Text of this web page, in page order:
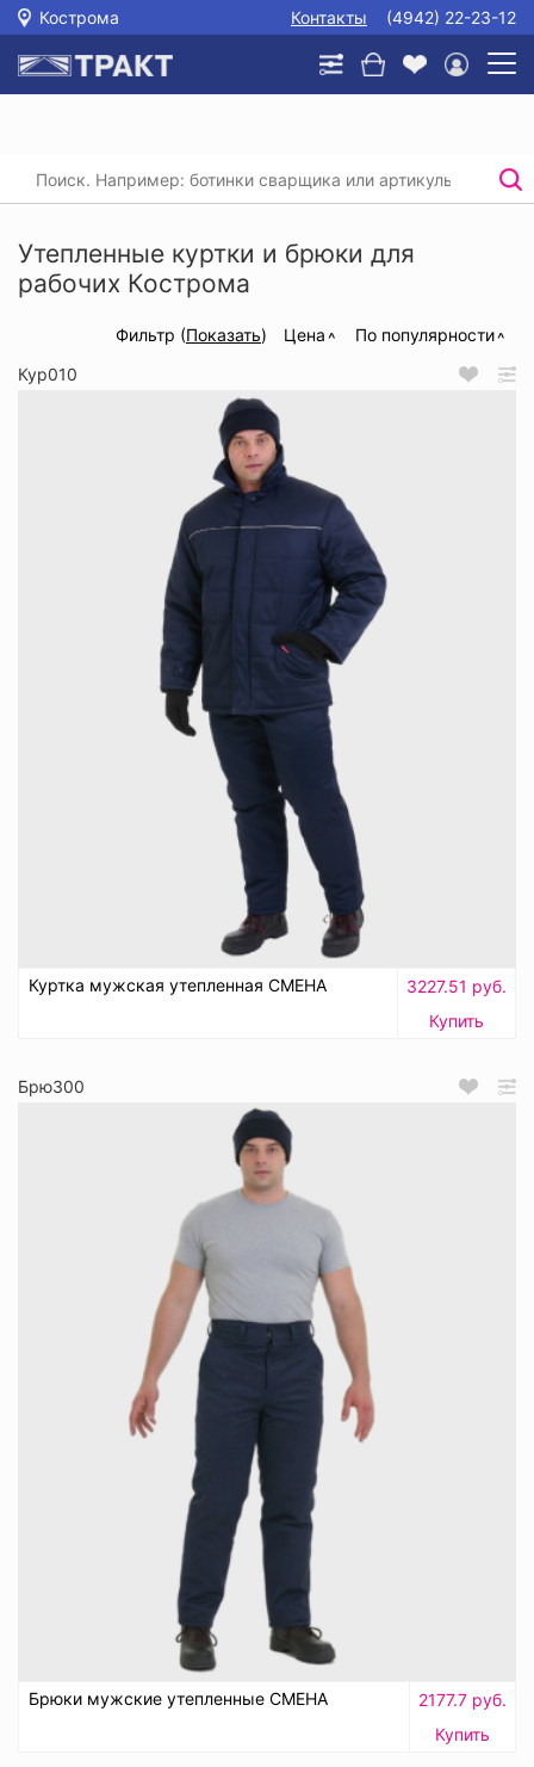
Кострома Контакты (4942) 22-23-12
Главная / /
Утепленные куртки и брюки для рабочих
Утепленные куртки и брюки для
рабочих Кострома
Фильтр (Показать) Цена
По популярности
Кур010
Куртка мужская утепленная СМЕНА
3227.51 руб.
Купить
Брю300
Брюки мужские утепленные СМЕНА
2177.7 руб.
Купить